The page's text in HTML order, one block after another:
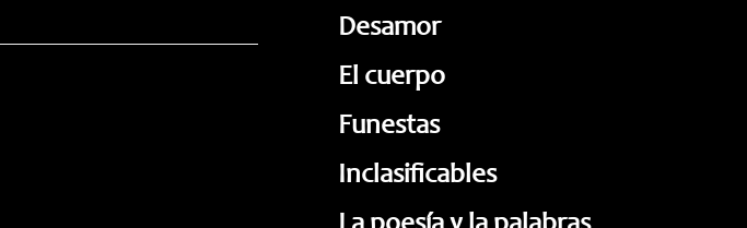
Desamor
El cuerpo
Funestas
Inclasificables